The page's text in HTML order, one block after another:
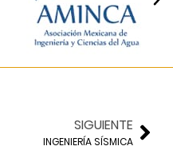
SIGUIENTE
INGENIERÍA SÍSMICA